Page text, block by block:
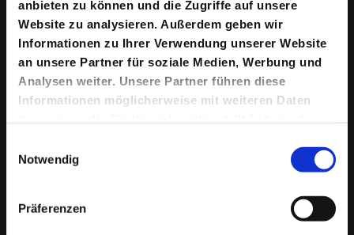
anbieten zu können und die Zugriffe auf unsere
Website zu analysieren. Außerdem geben wir
Informationen zu Ihrer Verwendung unserer Website
an unsere Partner für soziale Medien, Werbung und
Analysen weiter. Unsere Partner führen diese
Informationen möglicherweise mit weiteren Daten
gesammelt haben.
Notwendig
Präferenzen
Intendanz von Karin Beier u. a. mit Jette Steckel und
Victor Bodo. 2009 gastierte er am Deutschen
Schauspielhaus als Ingvar Kamprad in Erik Gedeons
»Das Wunder von Schweden«. Neben seiner Tätigkeit am
Theater arbeitet er auch regelmäßig in Film- und
Fernsehproduktionen.
Inszenierungen mit
Previous slide